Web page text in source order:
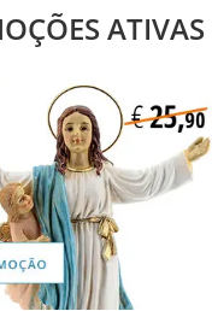
ATIVAS